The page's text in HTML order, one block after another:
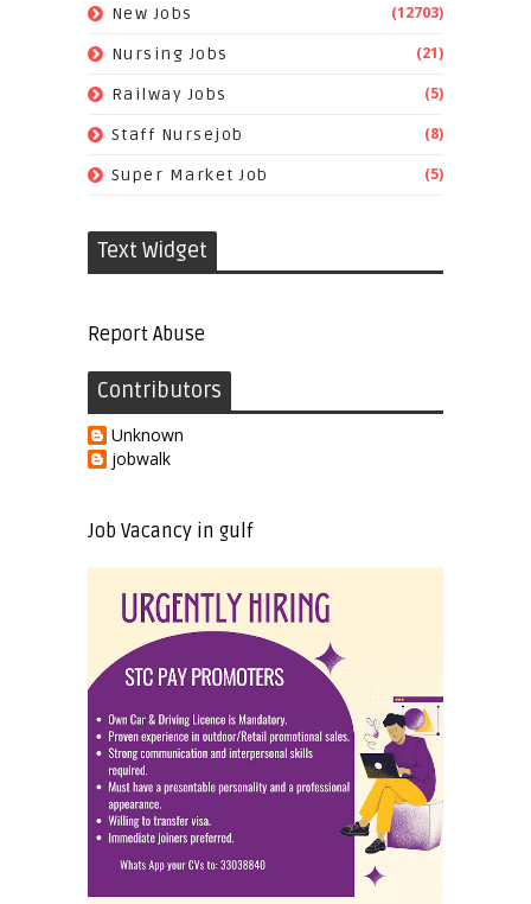
New Jobs (12703)
Nursing Jobs (21)
Railway Jobs (5)
Staff Nursejob (8)
Super Market Job (5)
Text Widget
Report Abuse
Contributors
Unknown
jobwalk
Job Vacancy in gulf